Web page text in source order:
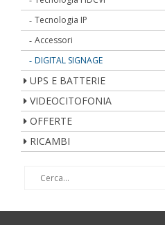
Tecnologia IP
Accessori
DIGITAL SIGNAGE
UPS E BATTERIE
VIDEOCITOFONIA
OFFERTE
RICAMBI